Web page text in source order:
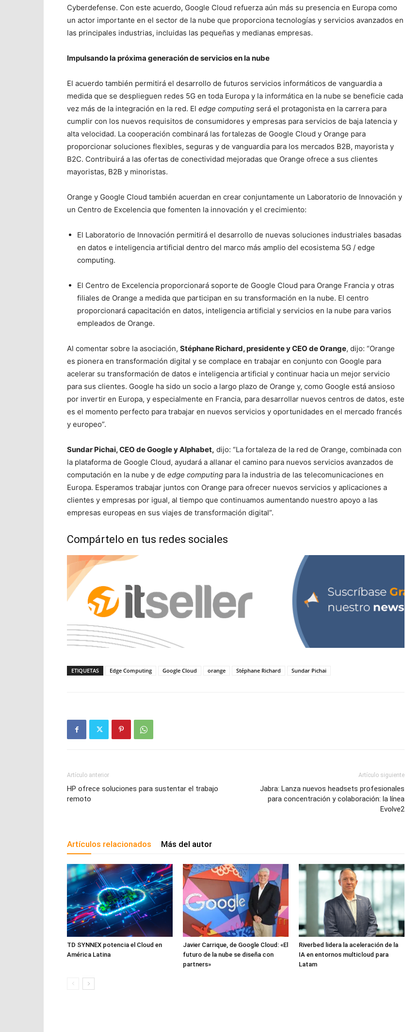
Cyberdefense. Con este acuerdo, Google Cloud refuerza aún más su presencia en Europa como
un actor importante en el sector de la nube que proporciona tecnologías y servicios avanzados en
las principales industrias, incluidas las pequeñas y medianas empresas.
Impulsando la próxima generación de servicios en la nube
El acuerdo también permitirá el desarrollo de futuros servicios informáticos de vanguardia a
medida que se desplieguen redes 5G en toda Europa y la informática en la nube se beneficie cada
vez más de la integración en la red. El edge computing será el protagonista en la carrera para
cumplir con los nuevos requisitos de consumidores y empresas para servicios de baja latencia y
alta velocidad. La cooperación combinará las fortalezas de Google Cloud y Orange para
proporcionar soluciones flexibles, seguras y de vanguardia para los mercados B2B, mayorista y
B2C. Contribuirá a las ofertas de conectividad mejoradas que Orange ofrece a sus clientes
mayoristas, B2B y minoristas.
Orange y Google Cloud también acuerdan en crear conjuntamente un Laboratorio de Innovación y
un Centro de Excelencia que fomenten la innovación y el crecimiento:
El Laboratorio de Innovación permitirá el desarrollo de nuevas soluciones industriales basadas
en datos e inteligencia artificial dentro del marco más amplio del ecosistema 5G / edge
computing.
El Centro de Excelencia proporcionará soporte de Google Cloud para Orange Francia y otras
filiales de Orange a medida que participan en su transformación en la nube. El centro
proporcionará capacitación en datos, inteligencia artificial y servicios en la nube para varios
empleados de Orange.
Al comentar sobre la asociación, Stéphane Richard, presidente y CEO de Orange, dijo: “Orange
es pionera en transformación digital y se complace en trabajar en conjunto con Google para
acelerar su transformación de datos e inteligencia artificial y continuar hacia un mejor servicio
para sus clientes. Google ha sido un socio a largo plazo de Orange y, como Google está ansioso
por invertir en Europa, y especialmente en Francia, para desarrollar nuevos centros de datos, este
es el momento perfecto para trabajar en nuevos servicios y oportunidades en el mercado francés
y europeo”.
Sundar Pichai, CEO de Google y Alphabet, dijo: “La fortaleza de la red de Orange, combinada con
la plataforma de Google Cloud, ayudará a allanar el camino para nuevos servicios avanzados de
computación en la nube y de edge computing para la industria de las telecomunicaciones en
Europa. Esperamos trabajar juntos con Orange para ofrecer nuevos servicios y aplicaciones a
clientes y empresas por igual, al tiempo que continuamos aumentando nuestro apoyo a las
empresas europeas en sus viajes de transformación digital”.
Compártelo en tus redes sociales
ETIQUETAS Edge Computing Google Cloud orange Stéphane Richard Sundar Pichai
Artículo anterior
HP ofrece soluciones para sustentar el trabajo
remoto
Artículo siguiente
Jabra: Lanza nuevos headsets profesionales
para concentración y colaboración: la línea
Evolve2
Artículos relacionados Más del autor
TD SYNNEX potencia el Cloud en
América Latina
Javier Carrique, de Google Cloud: «El
futuro de la nube se diseña con
partners»
Riverbed lidera la aceleración de la
IA en entornos multicloud para
Latam